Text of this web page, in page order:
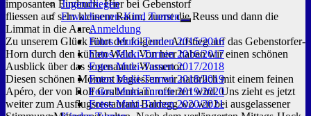
Jugendriegen
Erwachsenen-Kind Turnen
Untermenü
anzeigen
Anmeldung
Fotos Muki-Turnen 2015/2016
Fotos Muki-Turnen 2016/2017
Fotos Muki-Turnen 2017/2018
Fotos Muki-Turnen 2018/2019
Fotos Muki-Turnen 2019/2020
Fotos Muki-Turnen 2020/2021
imposanten Eindruck. Hier bei Gebenstorf
fliessen auf sehr kleinem Raum, zuerst die Reuss und dann die
Limmat in die Aare.
Zu unserem Glück führt der folgende Aufstieg auf das Gebenstorfer-
Horn durch den kühlen Wald. Von hier haben wir einen schönen
Ausblick über das sogenannte Wassertor.
Diesen schönen Moment begiessen wir natürlich mit einem feinen
Apéro, der von Rolf Grubenmann offeriert wird. Uns zieht es jetzt
weiter zum Ausflugsrestaurant Baldegg wo wir bei ausgelassener